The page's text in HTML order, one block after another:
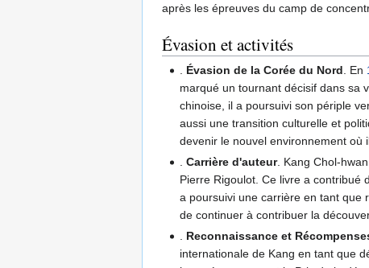
après les épreuves du camp de
Évasion et activités
Évasion de la Corée du Nord . En
marqué un tournant décisif dans sa
chinoise, il a poursuivi son périple
aussi une transition culturelle et
devenir le nouvel environnement où
.Carrière d'auteur. Kang Chol-
Pierre Rigoulot. Ce livre a contribué
a poursuivi une carrière en tant que
de continuer à contribuer la
Reconnaissance et
internationale de Kang en tant que